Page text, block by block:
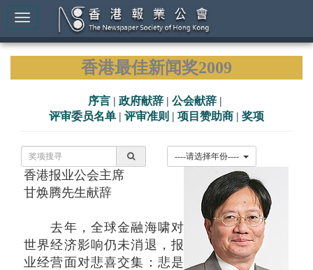
香港最佳新闻奖2009
序言 | 政府献辞 | 公会献辞 |
评审委员名单 | 评审准则 | 项目赞助商 | 奖项
香港报业公会主席
甘焕腾先生献辞
去年，全球金融海啸对
世界经济影响仍未消退，报
业经营面对悲喜交集：悲是